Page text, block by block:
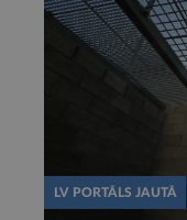
LV PORTĀLS JAUTĀ